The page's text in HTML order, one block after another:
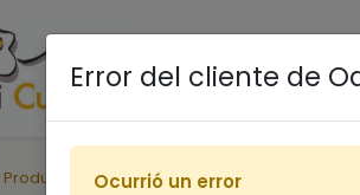
Accueil Boutique
Productos Miellerie Seaux
Error del cliente de
Ocurrió un error